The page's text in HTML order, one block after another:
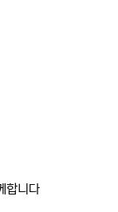
합니다